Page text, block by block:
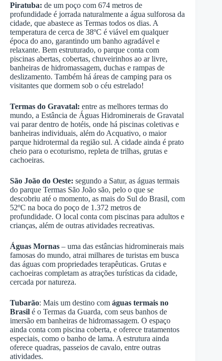
Piratuba: de um poço com 674 metros de
profundidade é jorrada naturalmente a água sulforosa da
cidade, que abastece as Termas todos os dias. A
temperatura de cerca de 38ºC é viável em qualquer
época do ano, garantindo um banho agradável e
relaxante. Bem estruturado, o parque conta com
piscinas abertas, cobertas, chuveirinhos ao ar livre,
banheiras de hidromassagem, duchas e rampas de
deslizamento. Também há áreas de camping para os
visitantes que dormem sob o céu estrelado!
Termas do Gravatal: entre as melhores termas do
mundo, a Estância de Águas Hidrominerais de Gravatal
vai parar dentro de hotéis, onde há piscinas coletivas e
banheiras individuais, além do Acquativo, o maior
parque hidrotermal da região sul. A cidade ainda é prato
cheio para o ecoturismo, repleta de trilhas, grutas e
cachoeiras.
São João do Oeste: segundo a Satur, as águas termais
do parque Termas São João são, pelo o que se
descobriu até o momento, as mais do Sul do Brasil, com
52ºC na boca do poço de 1.372 metros de
profundidade. O local conta com piscinas para adultos e
crianças, além de outras atividades recreativas.
Águas Mornas – uma das estâncias hidrominerais mais
famosas do mundo, atrai milhares de turistas em busca
das águas com propriedades terapêuticas. Grutas e
cachoeiras completam as atrações turísticas da cidade,
cercada por natureza.
Tubarão: Mais um destino com águas termais no
Brasil é o Termas da Guarda, com seus banhos de
imersão em banheiras de hidromassagem. O espaço
ainda conta com piscina coberta, e oferece tratamentos
especiais, como o banho de lama. A estrutura ainda
oferece quadras, passeios de cavalo, entre outras
atividades.